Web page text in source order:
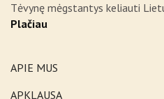
Tėvynę mėgstantys keliauti
Plačiau
APIE MUS
APKLAUSA